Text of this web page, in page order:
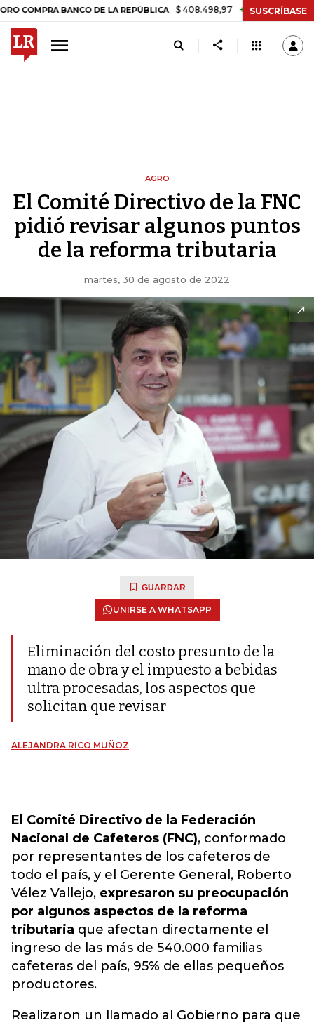
BANCO DE LA REPÚBLICA $ 408.498,97 +$ 8.753,81 +2,19%
SUSCRÍBASE
AGRO
El Comité Directivo de la FNC
pidió revisar algunos puntos
de la reforma tributaria
martes, 30 de agosto de 2022
GUARDAR
UNIRSE A WHATSAPP
Eliminación del costo presunto de la
mano de obra y el impuesto a bebidas
ultra procesadas, los aspectos que
solicitan que revisar
ALEJANDRA RICO MUÑOZ
El Comité Directivo de la Federación
Nacional de Cafeteros (FNC), conformado
por representantes de los cafeteros de
todo el país, y el Gerente General, Roberto
Vélez Vallejo, expresaron su preocupación
por algunos aspectos de la reforma
tributaria que afectan directamente el
ingreso de las más de 540.000 familias
cafeteras del país, 95% de ellas pequeños
productores.
Realizaron un llamado al Gobierno para que